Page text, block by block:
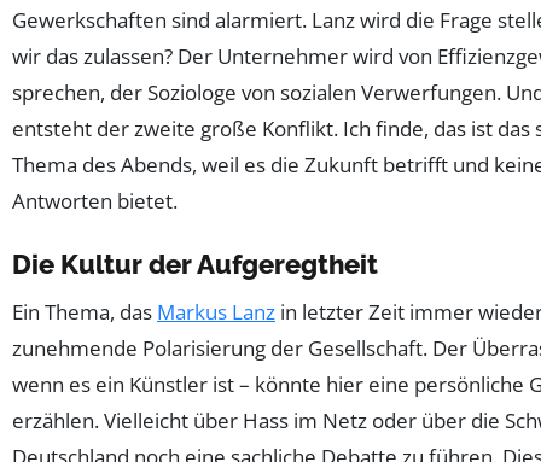
Gewerkschaften sind alarmiert. Lanz wird die Frage
wir das zulassen? Der Unternehmer wird von
sprechen, der Soziologe von sozialen Verwerfungen.
entsteht der zweite große Konflikt. Ich finde, das ist das
Thema des Abends, weil es die Zukunft betrifft und
Antworten bietet.
Die Kultur der Aufgeregtheit
Ein Thema, das Markus Lanz in letzter Zeit immer
zunehmende Polarisierung der Gesellschaft. Der
wenn es ein Künstler ist – könnte hier eine persönliche
erzählen. Vielleicht über Hass im Netz oder über die